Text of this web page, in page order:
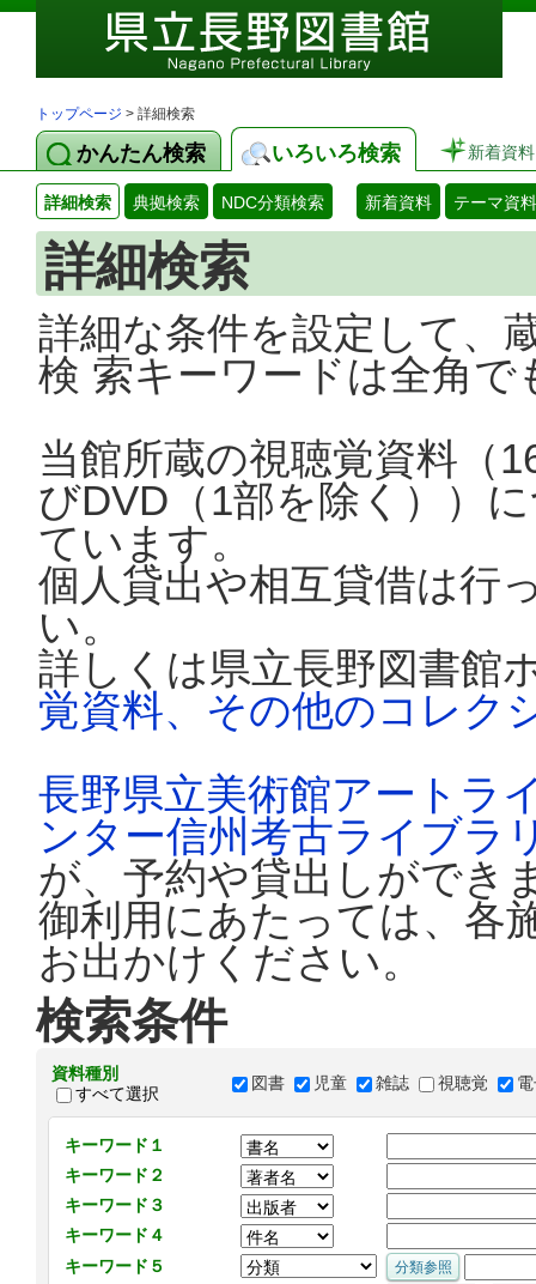
トップページ > 詳細検索
かんたん検索 いろいろ検索 新着資料
詳細検索 典拠検索 NDC分類検索 新着資料 テーマ資料
詳細検索
詳細な条件を設定して、
検 索キーワードは全角
当館所蔵の視聴覚資料（
びDVD（1部を除く））
ています。
個人貸出や相互貸借は行
い。
詳しくは県立長野図書館
覚資料、その他のコレク
長野県立美術館アートラ
ンター信州考古ライブラ
が、予約や貸出しができ
御利用にあたっては、各
お出かけください。
検索条件
資料種別
すべて選択
図書 児童 雑誌 視聴覚
キーワード１
キーワード２
キーワード３
キーワード４
キーワード５